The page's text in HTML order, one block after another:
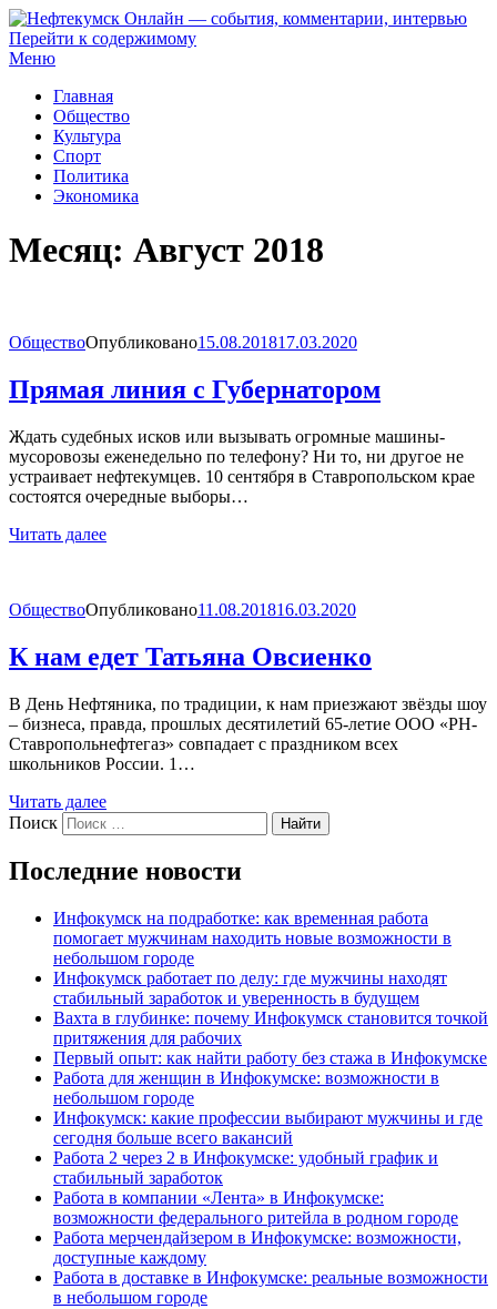
Нефтекумск Онлайн — события, комментарии, интервью
Перейти к содержимому
Меню
Главная
Общество
Культура
Спорт
Политика
Экономика
Месяц: Август 2018
ОбществоОпубликовано15.08.201817.03.2020
Прямая линия с Губернатором
Ждать судебных исков или вызывать огромные машины-
мусоровозы еженедельно по телефону? Ни то, ни другое не
устраивает нефтекумцев. 10 сентября в Ставропольском крае
состоятся очередные выборы…
Читать далее
ОбществоОпубликовано11.08.201816.03.2020
К нам едет Татьяна Овсиенко
В День Нефтяника, по традиции, к нам приезжают звёзды шоу
– бизнеса, правда, прошлых десятилетий 65-летие ООО «РН-
Ставропольнефтегаз» совпадает с праздником всех
школьников России. 1…
Читать далее
Поиск
Найти
Последние новости
Инфокумск на подработке: как временная работа
помогает мужчинам находить новые возможности в
небольшом городе
Инфокумск работает по делу: где мужчины находят
стабильный заработок и уверенность в будущем
Вахта в глубинке: почему Инфокумск становится точкой
притяжения для рабочих
Первый опыт: как найти работу без стажа в Инфокумске
Работа для женщин в Инфокумске: возможности в
небольшом городе
Инфокумск: какие профессии выбирают мужчины и где
сегодня больше всего вакансий
Работа 2 через 2 в Инфокумске: удобный график и
стабильный заработок
Работа в компании «Лента» в Инфокумске:
возможности федерального ритейла в родном городе
Работа мерчендайзером в Инфокумске: возможности,
доступные каждому
Работа в доставке в Инфокумске: реальные возможности
в небольшом городе